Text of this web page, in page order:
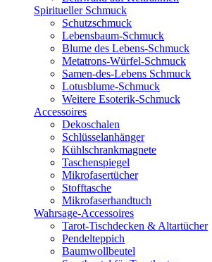
Spiritueller Schmuck
Schutzschmuck
Lebensbaum-Schmuck
Blume des Lebens-Schmuck
Metatrons-Würfel-Schmuck
Samen-des-Lebens Schmuck
Lotusblume-Schmuck
Weitere Esoterik-Schmuck
Accessoires
Dekoschalen
Schlüsselanhänger
Kühlschrankmagnete
Taschenspiegel
Mikrofasertücher
Stofftasche
Mikrofaserhandtuch
Wahrsage-Accessoires
Tarot-Tischdecken & Altartücher
Pendelteppich
Baumwollbeutel